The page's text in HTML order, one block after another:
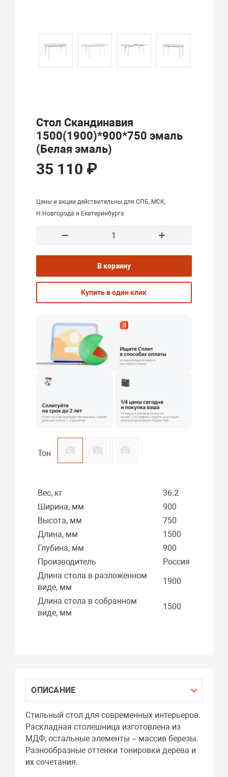
Стол Скандинавия
1500(1900)*900*750 эмаль
(Белая эмаль)
35 110 ₽
Цены и акции действительны для СПБ, МСК,
Н.Новгорода и Екатеринбурга.
В корзину
Купить в один клик
Тон
Вес, кг
36.2
Ширина, мм
900
Высота, мм
750
Длина, мм
1500
Глубина, мм
900
Производитель
Россия
Длина стола в разложенном
виде, мм
1900
Длина стола в собранном
виде, мм
1500
ОПИСАНИЕ
Стильный стол для современных интерьеров.
Раскладная столешница изготовлена из
МДФ, остальные элементы – массив березы.
Разнообразные оттенки тонировки дерева и
их сочетания.